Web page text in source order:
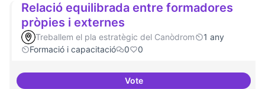
Relació equilibrada entre formadores
pròpies i externes
Treballem el pla estratègic del Canòdrom
1 any
Formació i capacitació
0 0
VoteRelació equilibrada entre